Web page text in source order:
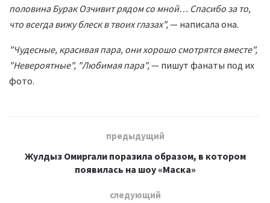
половина Бурак Озчивит рядом со мной… Спасибо за то,
что всегда вижу блеск в твоих глазах",— написала она.
"Чудесные, красивая пара, они хорошо смотрятся вместе",
"Невероятные", "Любимая пара",— пишут фанаты под их
фото.
предыдущий
Жулдыз Омиргали поразила образом, в котором
появилась на шоу «Маска»
следующий